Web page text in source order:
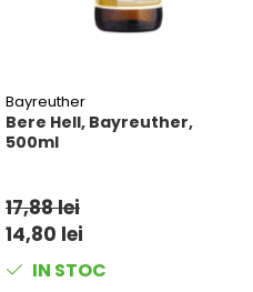
Bayreuther
Bere Hell, Bayreuther,
500ml
17,88 lei
14,80 lei
IN STOC